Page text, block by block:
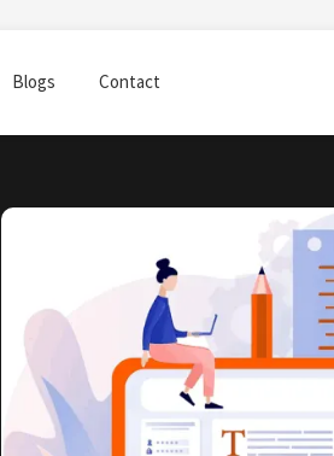
Blogs Contact